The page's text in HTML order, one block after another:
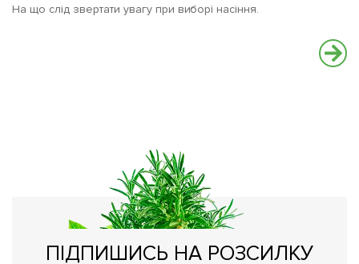
На що слід звертати увагу при виборі насіння.
ПІДПИШИСЬ НА РОЗСИЛКУ